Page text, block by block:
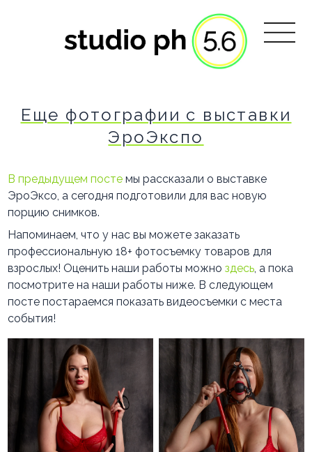
Еще фотографии с выставки
ЭроЭкспо
В предыдущем посте мы рассказали о выставке
ЭроЭксо, а сегодня подготовили для вас новую
порцию снимков.
Напоминаем, что у нас вы можете заказать
профессиональную 18+ фотосъемку товаров для
взрослых! Оценить наши работы можноздесь, а пока
посмотрите на наши работы ниже. В следующем
посте постараемся показать видеосъемки с места
события!